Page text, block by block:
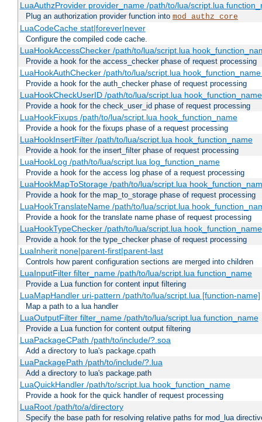
LuaAuthzProvider provider_name /path/to/lua/script.lua
Plug an authorization provider function into mod_authz_core
LuaCodeCache stat|forever|never
Configure the compiled code cache.
LuaHookAccessChecker /path/to/lua/script.lua
Provide a hook for the access_checker phase of request processing
LuaHookAuthChecker /path/to/lua/script.lua
Provide a hook for the auth_checker phase of request processing
LuaHookCheckUserID /path/to/lua/script.lua
Provide a hook for the check_user_id phase of request processing
LuaHookFixups /path/to/lua/script.lua hook_function_name
Provide a hook for the fixups phase of a request processing
LuaHookInsertFilter /path/to/lua/script.lua hook_function_name
Provide a hook for the insert_filter phase of request processing
LuaHookLog /path/to/lua/script.lua log_function_name
Provide a hook for the access log phase of a request processing
LuaHookMapToStorage /path/to/lua/script.lua
Provide a hook for the map_to_storage phase of request processing
LuaHookTranslateName /path/to/lua/script.lua
Provide a hook for the translate name phase of request processing
LuaHookTypeChecker /path/to/lua/script.lua hook_function_name
Provide a hook for the type_checker phase of request processing
LuaInherit none|parent-first|parent-last
Controls how parent configuration sections are merged into children
LuaInputFilter filter_name /path/to/lua/script.lua function_name
Provide a Lua function for content input filtering
LuaMapHandler uri-pattern /path/to/lua/script.lua [function-name]
Map a path to a lua handler
LuaOutputFilter filter_name /path/to/lua/script.lua function_name
Provide a Lua function for content output filtering
LuaPackageCPath /path/to/include/?.soa
Add a directory to lua's package.cpath
LuaPackagePath /path/to/include/?.lua
Add a directory to lua's package.path
LuaQuickHandler /path/to/script.lua hook_function_name
Provide a hook for the quick handler of request processing
LuaRoot /path/to/a/directory
Specify the base path for resolving relative paths for mod_lua